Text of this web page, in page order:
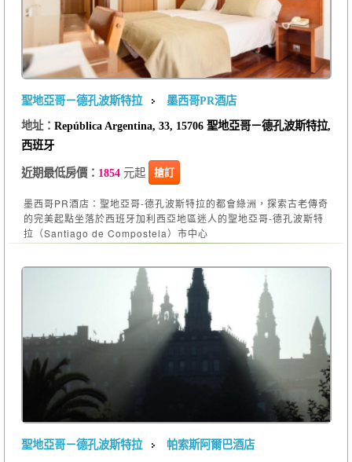
聖地亞哥－德孔波斯特拉
墨西哥PR酒店
地址： República Argentina, 33, 15706 聖地亞哥－德孔波斯特拉,
西班牙
近期最低房價： 1854元起 搶訂
墨西哥PR酒店：聖地亞哥-德孔波斯特拉的都會綠洲，探索古老傳奇
的完美起點坐落於西班牙加利西亞地區迷人的聖地亞哥-德孔波斯特
拉（Santiago de Compostela）市中心
聖地亞哥－德孔波斯特拉
帕索斯阿爾巴酒店